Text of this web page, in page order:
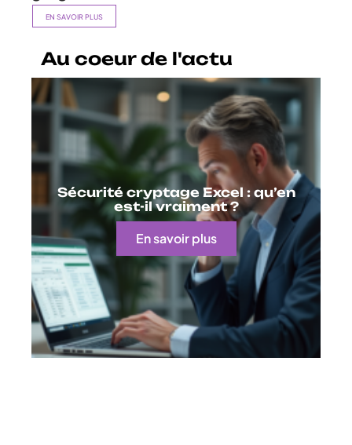
EN SAVOIR PLUS
Au coeur de l'actu
Sécurité cryptage Excel : qu’en
est-il vraiment ?
En savoir plus